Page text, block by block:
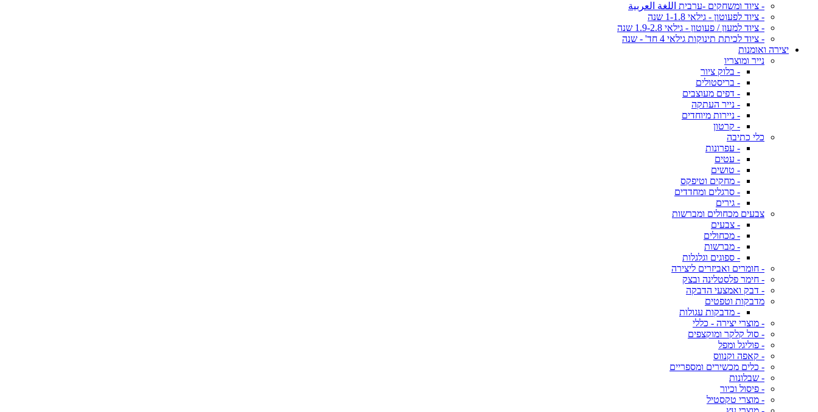
- ציוד ומשחקים -ערבית اللغة العربية
- ציוד לפעוטון - גילאי 1-1.8 שנה
- ציוד למעון / פעוטון - גילאי 1.9-2.8 שנה
- ציוד לכיתת תינוקות גילאי 4 חד' - שנה
יצירה ואומנות
נייר ומוצריו
- בלוק ציור
- בריסטולים
- דפים מעוצבים
- נייר העתקה
- ניירות מיוחדים
- קרטון
כלי כתיבה
- עפרונות
- עטים
- טושים
- מחקים וטיפקס
- סרגלים ומחדדים
- גירים
צבעים מכחולים ומברשות
- צבעים
- מכחולים
- מברשות
- ספוגים וגלגלות
- חומרים ואביזרים ליצירה
- חימר פלסטלינה ובצק
- דבק ואמצעי הדבקה
מדבקות וטפטים
- מדבקות עגולות
- מוצרי יצירה - כללי
- סול קלקר ומוקצפים
- פוליגל ומפל
- קאפה וקנווס
- כלים מכשירים ומספריים
- שבלונות
- פיסול וכיור
- מוצרי טקסטיל